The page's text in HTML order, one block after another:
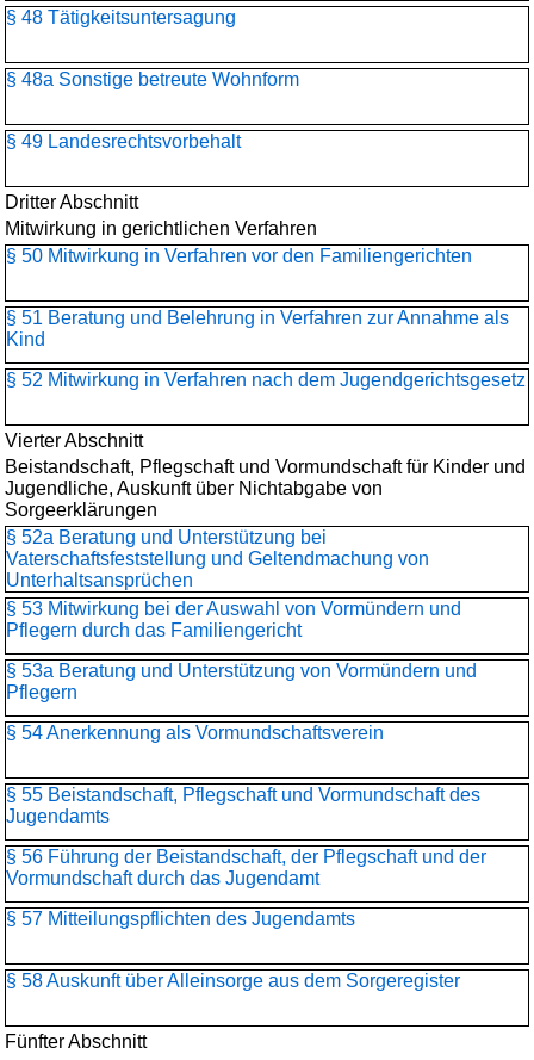
§ 48 Tätigkeitsuntersagung
§ 48a Sonstige betreute Wohnform
§ 49 Landesrechtsvorbehalt
Dritter Abschnitt
Mitwirkung in gerichtlichen Verfahren
§ 50 Mitwirkung in Verfahren vor den Familiengerichten
§ 51 Beratung und Belehrung in Verfahren zur Annahme als
Kind
§ 52 Mitwirkung in Verfahren nach dem Jugendgerichtsgesetz
Vierter Abschnitt
Beistandschaft, Pflegschaft und Vormundschaft für Kinder und
Jugendliche, Auskunft über Nichtabgabe von
Sorgeerklärungen
§ 52a Beratung und Unterstützung bei
Vaterschaftsfeststellung und Geltendmachung von
Unterhaltsansprüchen
§ 53 Mitwirkung bei der Auswahl von Vormündern und
Pflegern durch das Familiengericht
§ 53a Beratung und Unterstützung von Vormündern und
Pflegern
§ 54 Anerkennung als Vormundschaftsverein
§ 55 Beistandschaft, Pflegschaft und Vormundschaft des
Jugendamts
§ 56 Führung der Beistandschaft, der Pflegschaft und der
Vormundschaft durch das Jugendamt
§ 57 Mitteilungspflichten des Jugendamts
§ 58 Auskunft über Alleinsorge aus dem Sorgeregister
Fünfter Abschnitt